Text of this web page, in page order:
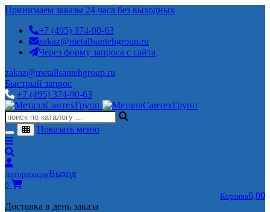
Принимаем заказы 24 часа без выходных
+7 (495) 374-90-63
zakaz@metallsantehgroup.ru
Через форму запроса с сайта
zakaz@metallsantehgroup.ru
Быстрый запрос
+7 (495) 374-90-63
Показать меню
АвторизацияВыход
0
Корзина0,00
Доставка в день заказа